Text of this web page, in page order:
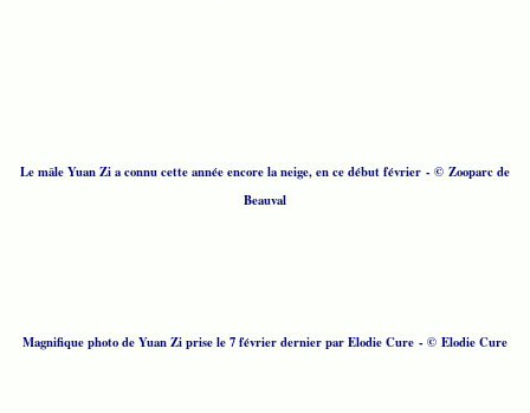
Le mâle Yuan Zi a connu cette année encore la neige, en ce début février - © Zooparc de
Beauval
Magnifique photo de Yuan Zi prise le 7 février dernier par Elodie Cure - © Elodie Cure